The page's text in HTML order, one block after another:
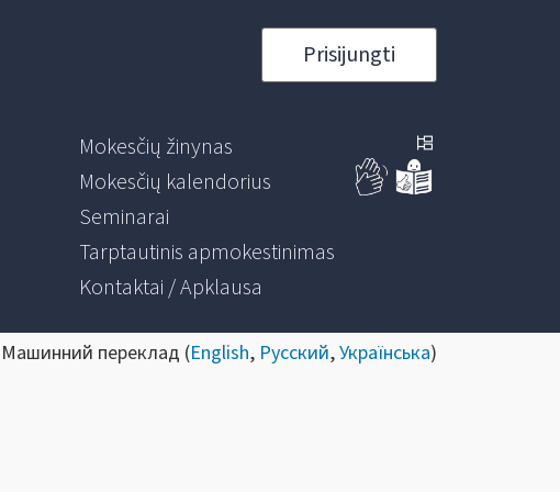
Prisijungti
Mokesčių žinynas
Mokesčių kalendorius
Seminarai
Tarptautinis apmokestinimas
Kontaktai / Apklausa
переклад (English, Русский,Українська)